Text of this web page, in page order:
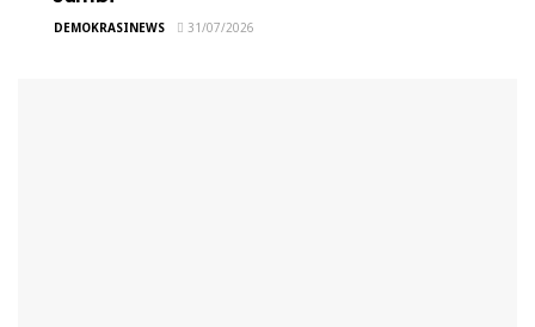
DEMOKRASINEWS 31/07/2026